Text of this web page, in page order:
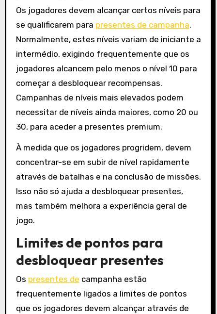
Os jogadores devem alcançar certos níveis para
se qualificarem para presentes de campanha.
Normalmente, estes níveis variam de iniciante a
intermédio, exigindo frequentemente que os
jogadores alcancem pelo menos o nível 10 para
começar a desbloquear recompensas.
Campanhas de níveis mais elevados podem
necessitar de níveis ainda maiores, como 20 ou
30, para aceder a presentes premium.
À medida que os jogadores progridem, devem
concentrar-se em subir de nível rapidamente
através de batalhas e na conclusão de missões.
Isso não só ajuda a desbloquear presentes,
mas também melhora a experiência geral de
jogo.
Limites de pontos para
desbloquear presentes
Os presentes de campanha estão
frequentemente ligados a limites de pontos
que os jogadores devem alcançar através de